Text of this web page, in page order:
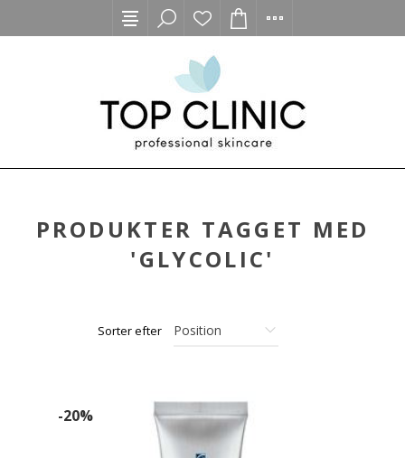
PRODUKTER TAGGET MED
'GLYCOLIC'
Sorter efter
-20%